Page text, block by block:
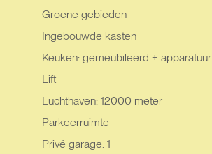
Groene gebieden
Ingebouwde kasten
Keuken: gemeubileerd + apparatuur
Lift
Luchthaven: 12000 meter
Parkeerruimte
Privé garage: 1